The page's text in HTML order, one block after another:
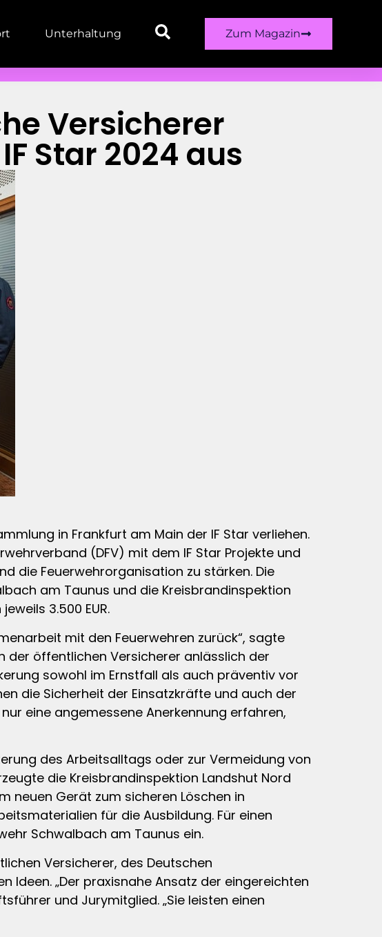
Unterhaltung Zum Magazin
Versicherer
Star 2024 aus
in Frankfurt am Main der IF Star verliehen.
(DFV) mit dem IF Star Projekte und
die Feuerwehrorganisation zu stärken. Die
am Taunus und die Kreisbrandinspektion
3.500 EUR.
mit den Feuerwehren zurück“, sagte
der öffentlichen Versicherer anlässlich der
sowohl im Ernstfall als auch präventiv vor
die Sicherheit der Einsatzkräfte und auch der
eine angemessene Anerkennung erfahren,
des Arbeitsalltags oder zur Vermeidung von
die Kreisbrandinspektion Landshut Nord
neuen Gerät zum sicheren Löschen in
für die Ausbildung. Für einen
Schwalbach am Taunus ein.
Versicherer, des Deutschen
Ideen. „Der praxisnahe Ansatz der eingereichten
und Jurymitglied. „Sie leisten einen